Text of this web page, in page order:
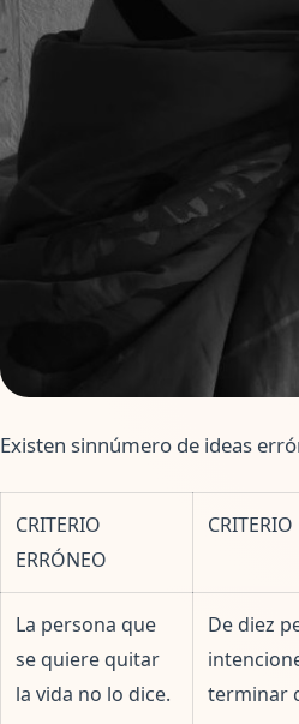
Existen sinnúmero de ideas
CRITERIO
ERRÓNEO
La persona que
se quiere quitar
la vida no lo dice.
De diez
terminar